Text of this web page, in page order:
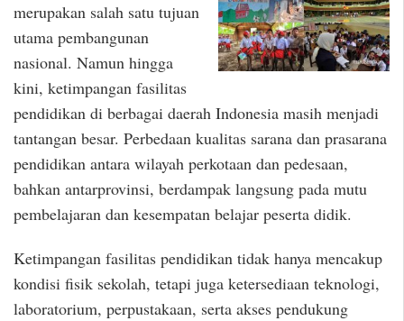
merupakan salah satu tujuan
utama pembangunan
nasional. Namun hingga
kini, ketimpangan fasilitas
pendidikan di berbagai daerah Indonesia masih menjadi
tantangan besar. Perbedaan kualitas sarana dan prasarana
pendidikan antara wilayah perkotaan dan pedesaan,
bahkan antarprovinsi, berdampak langsung pada mutu
pembelajaran dan kesempatan belajar peserta didik.
Ketimpangan fasilitas pendidikan tidak hanya mencakup
kondisi fisik sekolah, tetapi juga ketersediaan teknologi,
laboratorium, perpustakaan, serta akses pendukung